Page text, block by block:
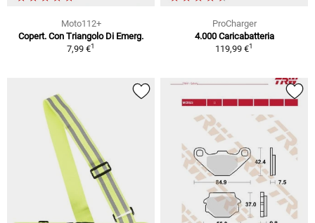
Moto112+
Copert. Con Triangolo Di Emerg.
7,99 €1
ProCharger
4.000 Caricabatteria
119,99 €1